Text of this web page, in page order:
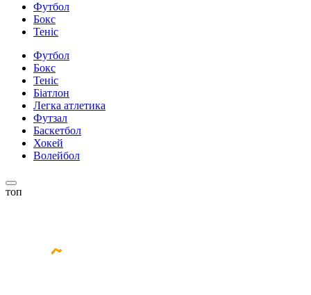
Футбол
Бокс
Теніс
Футбол
Бокс
Теніс
Біатлон
Легка атлетика
Футзал
Баскетбол
Хокей
Волейбол
топ